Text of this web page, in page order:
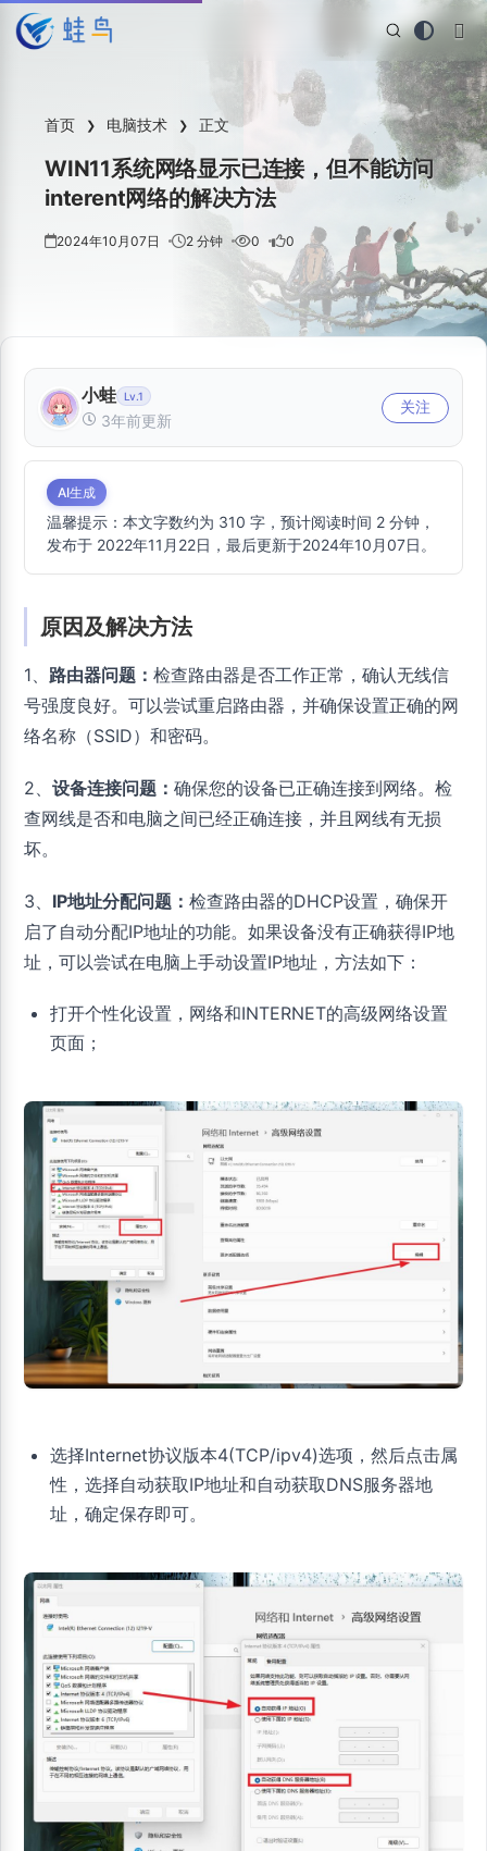
首页 ❯ 电脑技术 ❯ 正文
WIN11系统网络显示已连接，但不能访问
interent网络的解决方法
2024年10月07日 2 分钟 0 0
小蛙 Lv.1
3年前更新
关注
AI生成
温馨提示：本文字数约为 310 字，预计阅读时间 2 分钟，
发布于 2022年11月22日，最后更新于2024年10月07日。
原因及解决方法
1、 路由器问题： 检查路由器是否工作正常，确认无线信
号强度良好。可以尝试重启路由器，并确保设置正确的网
络名称（SSID）和密码。
2、 设备连接问题： 确保您的设备已正确连接到网络。检
查网线是否和电脑之间已经正确连接，并且网线有无损
坏。
3、 IP地址分配问题： 检查路由器的DHCP设置，确保开
启了自动分配IP地址的功能。如果设备没有正确获得IP地
址，可以尝试在电脑上手动设置IP地址，方法如下：
打开个性化设置，网络和INTERNET的高级网络设置
页面；
选择Internet协议版本4(TCP/ipv4)选项，然后点击属
性，选择自动获取IP地址和自动获取DNS服务器地
址，确定保存即可。